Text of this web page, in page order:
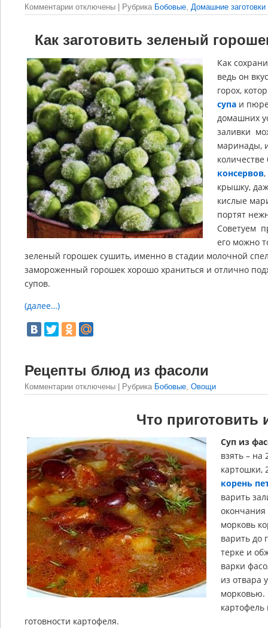
Комментарии отключены | Рубрика Бобовые, Домашние заготовки
Как заготовить зеленый
Как
ведь он
горох,
супа и
домашних
заливки
маринады,
консервов
крышку,
кислые
портят
Советуем
его можно
зеленый горошек сушить, именно в стадии молочной
замороженный горошек хорошо храниться и отлично
супов.
(далее…)
Рецепты блюд из фасоли
Комментарии отключены | Рубрика Бобовые Овощи
Что приготовить
Суп из
взять – на
картошки,
корень
варить
морковь
варить до
терке и
варки
из отвара
морковью.
готовности картофеля.